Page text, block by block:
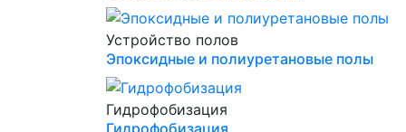
Устройство полов
Эпоксидные и полиуретановые полы
Гидрофобизация
Гидрофобизация